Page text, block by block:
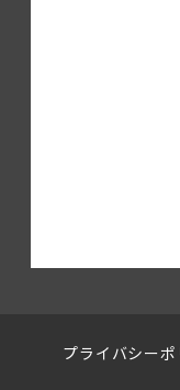
プライバシーポ